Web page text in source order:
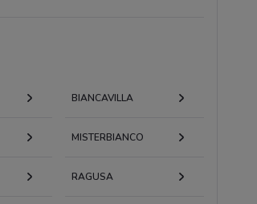
BIANCAVILLA
MISTERBIANCO
RAGUSA